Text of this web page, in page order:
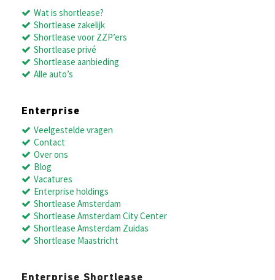
Wat is shortlease?
Shortlease zakelijk
Shortlease voor ZZP’ers
Shortlease privé
Shortlease aanbieding
Alle auto’s
Enterprise
Veelgestelde vragen
Contact
Over ons
Blog
Vacatures
Enterprise holdings
Shortlease Amsterdam
Shortlease Amsterdam City Center
Shortlease Amsterdam Zuidas
Shortlease Maastricht
Enterprise Shortlease